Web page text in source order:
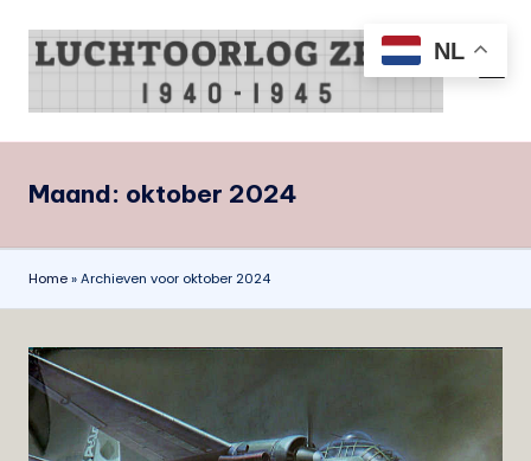
h
t
o
r
l
o
things
air
Zeist
1945
Maand: oktober 2024
Home»Archieven voor oktober 2024
NL